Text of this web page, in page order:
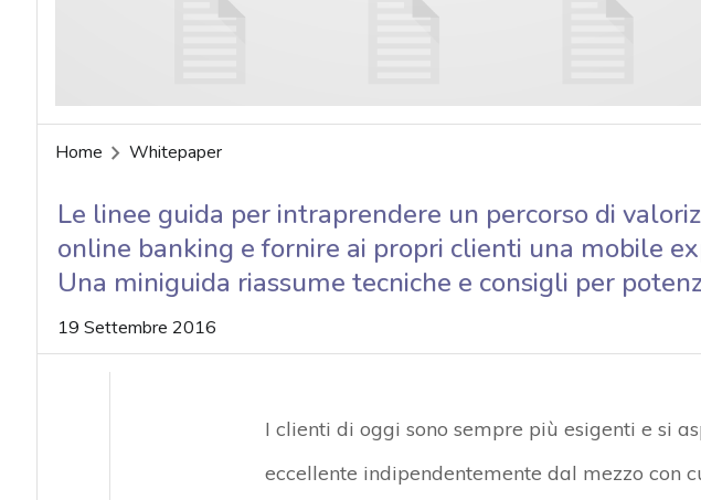
Home Whitepaper
Le linee guida per intraprendere un percorso di
online banking e fornire ai propri clienti una mobile
Una miniguida riassume tecniche e consigli per
19 Settembre 2016
I clienti di oggi sono sempre più esigenti e si
eccellente indipendentemente dal mezzo con